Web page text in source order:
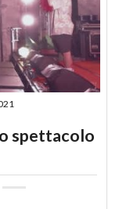
spettacolo